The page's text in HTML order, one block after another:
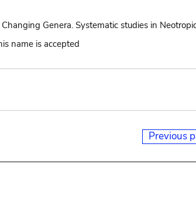
Changing Genera. Systematic studies in
name is accepted
Previous